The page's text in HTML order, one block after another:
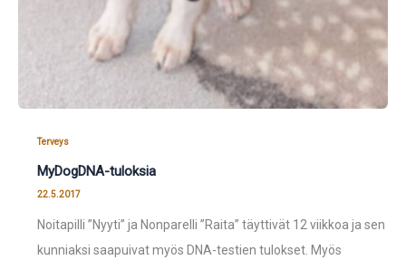
Terveys
MyDogDNA-tuloksia
22.5.2017
Noitapilli ”Nyyti” ja Nonparelli ”Raita” täyttivät 12 viikkoa ja sen
kunniaksi saapuivat myös DNA-testien tulokset. Myös